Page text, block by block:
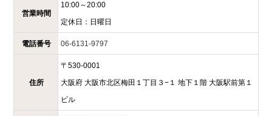
営業時間
10:00～20:00
定休日： 日曜日
電話番号 06-6131-9797
住所
〒 530-0001
大阪府 大阪市北区梅田１丁目３−１ 地下１階 大阪駅前第１
ビル